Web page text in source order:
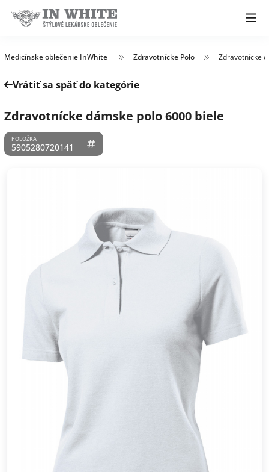
Medicínske oblečenie InWhite Zdravotnícke Polo Zdravotnícke
Vrátiť sa späť do kategórie
Zdravotnícke dámske polo 6000 biele
5905280720141